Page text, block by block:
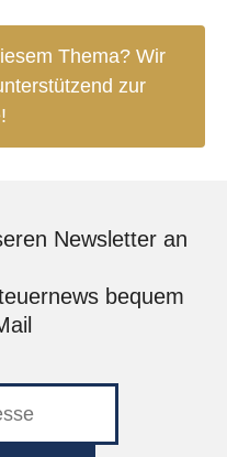
Thema? Wir
zur
Newsletter an
bequem